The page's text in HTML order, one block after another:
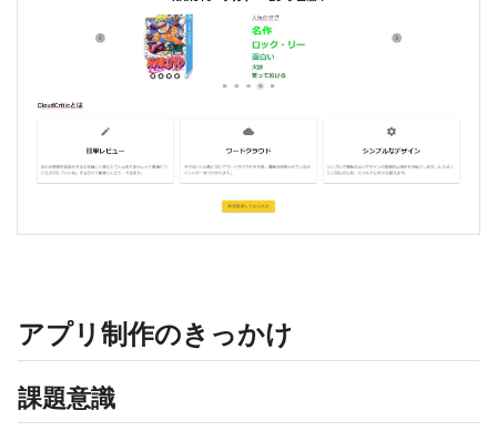
アプリ制作のきっかけ
課題意識